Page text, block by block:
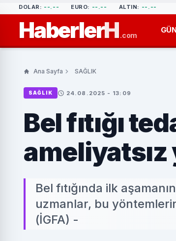
DOLAR: --.-- EURO: --.-- ALTIN: --.--
HaberlerH.com
Ana Sayfa SAĞLIK
SAĞLIK 24.08.2025 - 13:09
Bel fıtığı
Bel fıtığında ilk
uzmanlar, bu
(İGFA) -